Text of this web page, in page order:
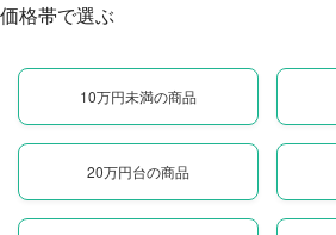
価格帯で選ぶ
10万円未満の商品
20万円台の商品